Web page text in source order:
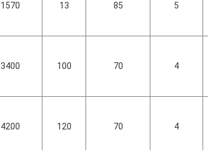
1570 13 85 5
3400 100 70 4
4200 120 70 4